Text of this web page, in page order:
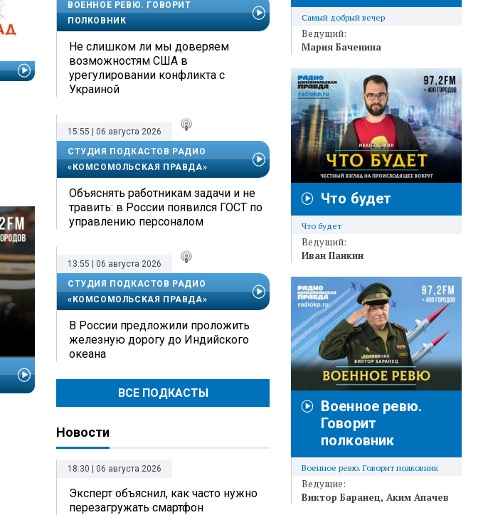
ВОЕННОЕ РЕВЮ. ГОВОРИТ
ПОЛКОВНИК
Не слишком ли мы доверяем
возможностям США в
урегулировании конфликта с
Украиной
15:55 | 06 августа 2026
СТУДИЯ ПОДКАСТОВ РАДИО
«КОМСОМОЛЬСКАЯ ПРАВДА»
Объяснять работникам задачи и не
травить: в России появился ГОСТ по
управлению персоналом
13:55 | 06 августа 2026
СТУДИЯ ПОДКАСТОВ РАДИО
«КОМСОМОЛЬСКАЯ ПРАВДА»
В России предложили проложить
железную дорогу до Индийского
океана
ВСЕ ПОДКАСТЫ
Новости
18:30 | 06 августа 2026
Эксперт объяснил, как часто нужно
перезагружать смартфон
Самый добрый вечер
Ведущий:
Мария Баченина
Что будет
Что будет
Ведущий:
Иван Панкин
Военное ревю.
Говорит
полковник
Военное ревю. Говорит полковник
Ведущие:
Виктор Баранец Аким Апачев